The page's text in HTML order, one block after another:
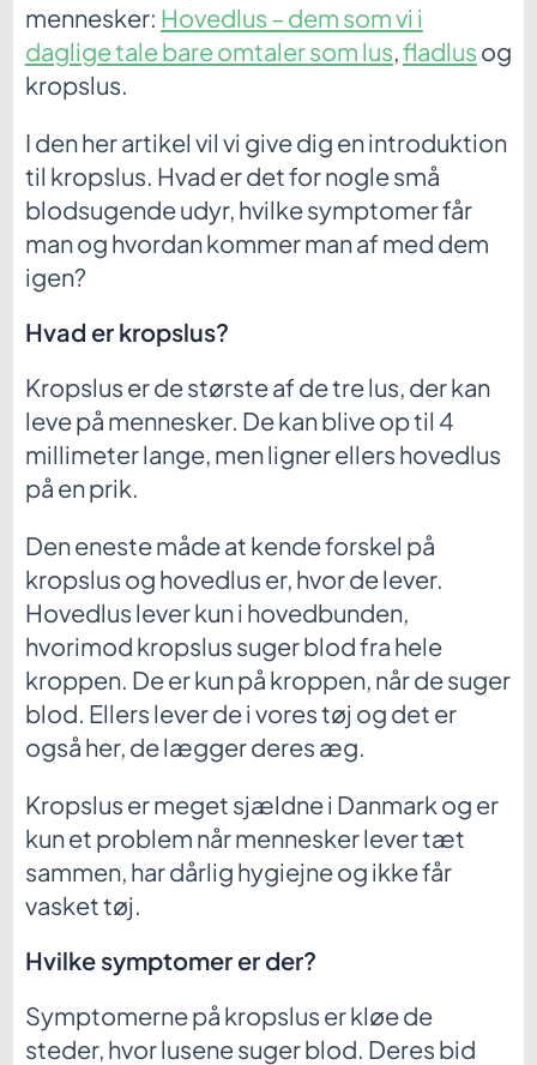
mennesker: Hovedlus – dem som vi i
daglige tale bare omtaler som lus,fladlus og
kropslus.
I den her artikel vil vi give dig en introduktion
til kropslus. Hvad er det for nogle små
blodsugende udyr, hvilke symptomer får
man og hvordan kommer man af med dem
igen?
Hvad er kropslus?
Kropslus er de største af de tre lus, der kan
leve på mennesker. De kan blive op til 4
millimeter lange, men ligner ellers hovedlus
på en prik.
Den eneste måde at kende forskel på
kropslus og hovedlus er, hvor de lever.
Hovedlus lever kun i hovedbunden,
hvorimod kropslus suger blod fra hele
kroppen. De er kun på kroppen, når de suger
blod. Ellers lever de i vores tøj og det er
også her, de lægger deres æg.
Kropslus er meget sjældne i Danmark og er
kun et problem når mennesker lever tæt
sammen, har dårlig hygiejne og ikke får
vasket tøj.
Hvilke symptomer er der?
Symptomerne på kropslus er kløe de
steder, hvor lusene suger blod. Deres bid